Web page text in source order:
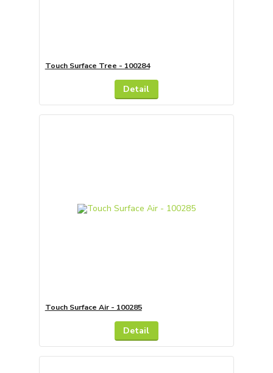
Touch Surface Tree - 100284
Detail
Touch Surface Air - 100285
Detail